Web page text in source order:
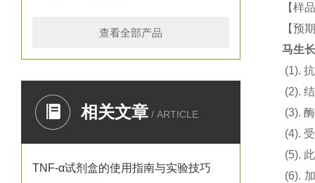
查看全部产品
相关文章 / ARTICLE
TNF-α试剂盒的使用指南与实验技巧
【样
【预
马生
(1).
(2).
(3).
(4).
(5).
(6).